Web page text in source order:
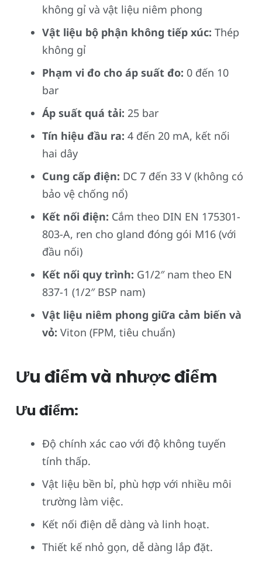
không gỉ và vật liệu niêm phong
Vật liệu bộ phận không tiếp xúc: Thép
không gỉ
Phạm vi đo cho áp suất đo: 0 đến 10
bar
Áp suất quá tải: 25 bar
Tín hiệu đầu ra: 4 đến 20 mA, kết nối
hai dây
Cung cấp điện: DC 7 đến 33 V (không có
bảo vệ chống nổ)
Kết nối điện: Cắm theo DIN EN 175301-
803-A, ren cho gland đóng gói M16 (với
đầu nối)
Kết nối quy trình: G1/2″ nam theo EN
837-1 (1/2″ BSP nam)
Vật liệu niêm phong giữa cảm biến và
vỏ: Viton (FPM, tiêu chuẩn)
Ưu điểm và nhược điểm
Ưu điểm:
Độ chính xác cao với độ không tuyến
tính thấp.
Vật liệu bền bỉ, phù hợp với nhiều môi
trường làm việc.
Kết nối điện dễ dàng và linh hoạt.
Thiết kế nhỏ gọn, dễ dàng lắp đặt.